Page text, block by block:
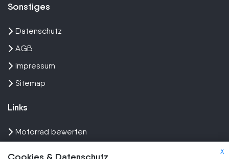
X
Sonstiges
Datenschutz
AGB
Impressum
Sitemap
Links
Motorrad bewerten